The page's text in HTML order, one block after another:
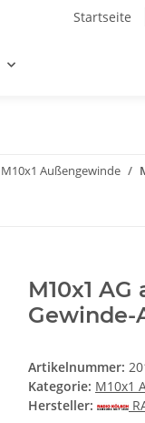
Startseite
M10x1 Außengewinde
M10x1
Gewinde-
Artikelnummer:
Kategorie: M10x1
Hersteller: